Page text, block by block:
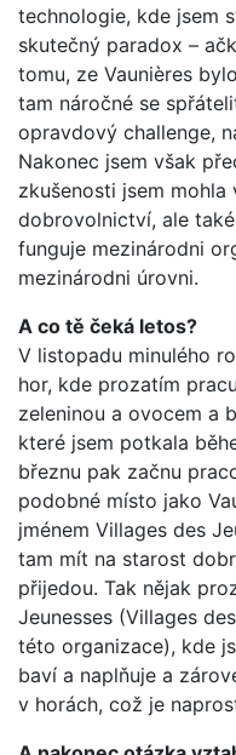
technologie, kde jsem
skutečný paradox –
tomu, ze Vaunières
tam náročné se
opravdový challenge,
Nakonec jsem však
zkušenosti jsem
dobrovolnictví, ale
funguje mezinárodni
mezinárodni úrovni.
A co tě čeká letos?
V listopadu minulého
hor, kde prozatím
zeleninou a ovocem a
které jsem potkala
březnu pak začnu
podobné místo jako
jménem Villages des
tam mít na starost
přijedou. Tak nějak
Jeunesses (Villages
této organizace), kde
baví a naplňuje a
v horách, což je